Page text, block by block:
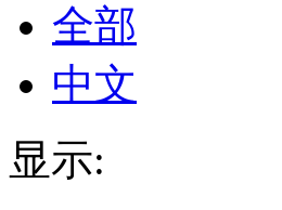
全部
中文
显示: